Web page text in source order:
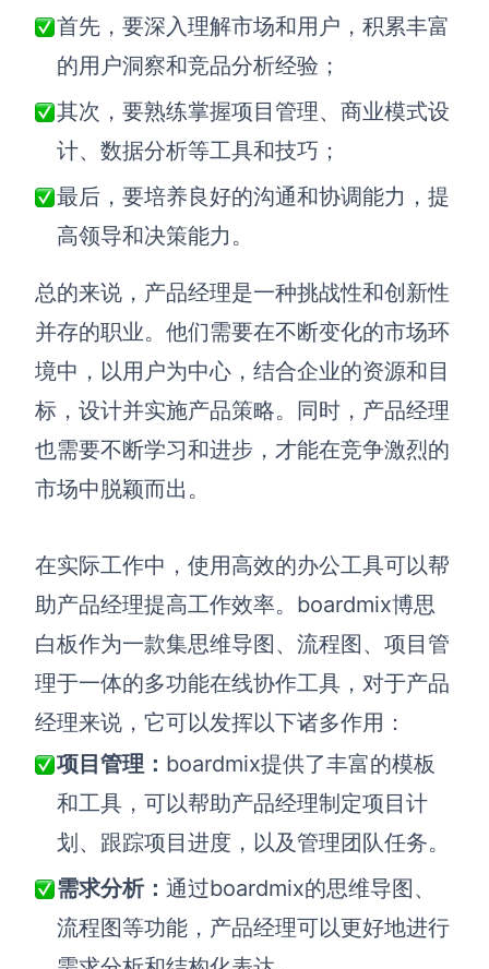
首先，要深入理解市场和用户，积累丰富
的用户洞察和竞品分析经验；
其次，要熟练掌握项目管理、商业模式设
计、数据分析等工具和技巧；
最后，要培养良好的沟通和协调能力，提
高领导和决策能力。
总的来说，产品经理是一种挑战性和创新性
并存的职业。他们需要在不断变化的市场环
境中，以用户为中心，结合企业的资源和目
标，设计并实施产品策略。同时，产品经理
也需要不断学习和进步，才能在竞争激烈的
市场中脱颖而出。
在实际工作中，使用高效的办公工具可以帮
助产品经理提高工作效率。boardmix博思
白板作为一款集思维导图、流程图、项目管
理于一体的多功能在线协作工具，对于产品
经理来说，它可以发挥以下诸多作用：
项目管理： boardmix提供了丰富的模板
和工具，可以帮助产品经理制定项目计
划、跟踪项目进度，以及管理团队任务。
需求分析： 通过boardmix的思维导图、
流程图等功能，产品经理可以更好地进行